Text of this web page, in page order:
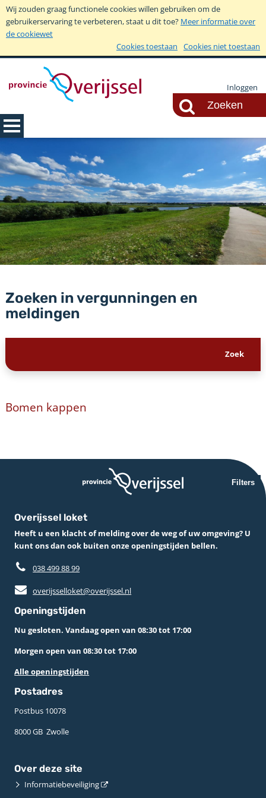
Wij zouden graag functionele cookies willen gebruiken om de
gebruikerservaring te verbeteren, staat u dit toe? Meer informatie over
de cookiewet
Cookies toestaan
Cookies niet toestaan
Inloggen
Zoeken in vergunningen en
meldingen
Bomen kappen
Filters
Overijssel loket
Heeft u een klacht of melding over de weg of uw omgeving? U
kunt ons dan ook buiten onze openingstijden bellen.
038 499 88 99
overijsselloket@overijssel.nl
Openingstijden
Nu gesloten. Vandaag open van 08:30 tot 17:00
Morgen open van 08:30 tot 17:00
Alle openingstijden
Postadres
Postbus 10078 ­
8000 GB ­ Zwolle
Over deze site
Informatiebeveiliging